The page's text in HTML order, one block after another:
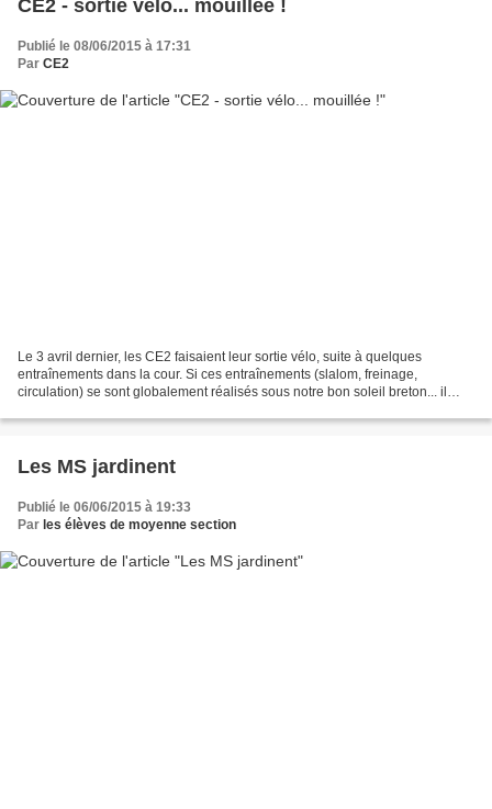
CE2 - sortie vélo... mouillée !
Publié le 08/06/2015 à 17:31
Par CE2
Le 3 avril dernier, les CE2 faisaient leur sortie vélo, suite à quelques
entraînements dans la cour. Si ces entraînements (slalom, freinage,
circulation) se sont globalement réalisés sous notre bon soleil breton... il
Les MS jardinent
Publié le 06/06/2015 à 19:33
Par les élèves de moyenne section